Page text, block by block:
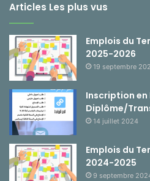
Articles Les plus vus
Emplois du
2025-2026
19 septembre
Inscription en
Diplôme/
14 juillet 2024
Emplois du
2024-2025
9 septembre